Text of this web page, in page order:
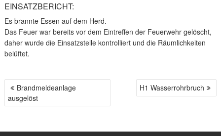
EINSATZBERICHT:
Es brannte Essen auf dem Herd.
Das Feuer war bereits vor dem Eintreffen der Feuerwehr gelöscht,
daher wurde die Einsatzstelle kontrolliert und die Räumlichkeiten
belüftet.
B
E
Brandmeldeanlage
ausgelöst
H1 Wasserrohrbruch